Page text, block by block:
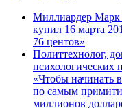
Миллиардер
купил 16 марта
76 центов»
Политтехнолог,
«Чтобы начинать
по самым
миллионов